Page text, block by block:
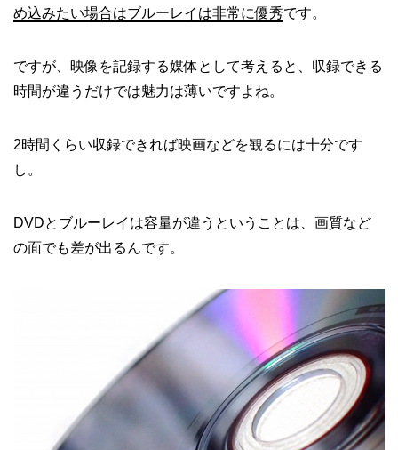
め込みたい場合はブルーレイは非常に優秀です。
ですが、映像を記録する媒体として考えると、収録できる
時間が違うだけでは魅力は薄いですよね。
2時間くらい収録できれば映画などを観るには十分です
し。
DVDとブルーレイは容量が違うということは、画質など
の面でも差が出るんです。